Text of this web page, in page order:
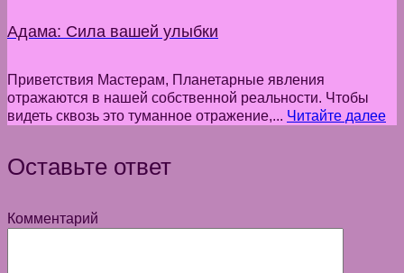
Адама: Сила вашей улыбки
Приветствия Мастерам, Планетарные явления
отражаются в нашей собственной реальности. Чтобы
видеть сквозь это туманное отражение,... Читайте далее
Оставьте ответ
Комментарий